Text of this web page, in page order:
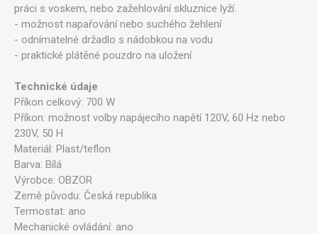
práci s voskem, nebo zažehlování skluznice lyží.
- možnost napařování nebo suchého žehlení
- odnímatelné držadlo s nádobkou na vodu
- praktické plátěné pouzdro na uložení
Technické údaje
Příkon celkový: 700 W
Příkon: možnost volby napájecího napětí 120V, 60 Hz nebo
230V, 50 H
Materiál: Plast/teflon
Barva: Bílá
Výrobce: OBZOR
Země původu: Česká republika
Termostat: ano
Mechanické ovládání: ano